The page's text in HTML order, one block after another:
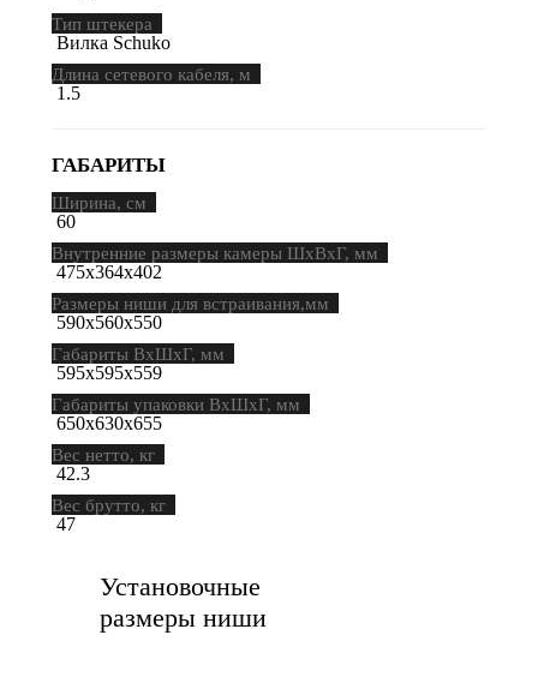
Тип штекера
Вилка Schuko
Длина сетевого кабеля, м
1.5
ГАБАРИТЫ
Ширина, см
60
Внутренние размеры камеры ШхВхГ, мм
475x364x402
Размеры ниши для встраивания,мм
590х560х550
Габариты ВхШхГ, мм
595х595х559
Габариты упаковки ВхШхГ, мм
650х630х655
Вес нетто, кг
42.3
Вес брутто, кг
47
Установочные
размеры ниши